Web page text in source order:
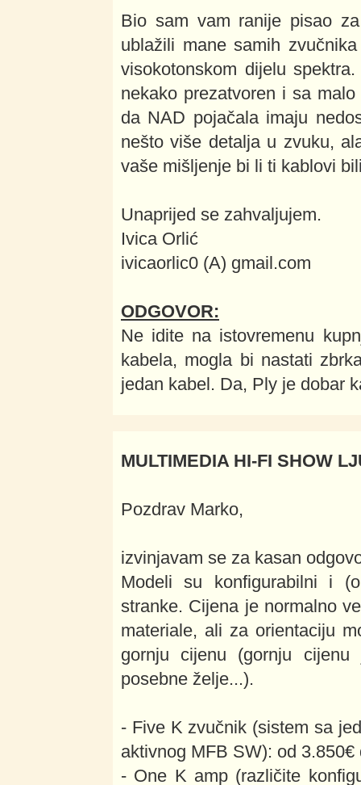
Bio sam vam ranije pisao
ublažili mane samih
visokotonskom dijelu
nekako prezatvoren i sa
da NAD pojačala imaju
nešto više detalja u zvuku,
vaše mišljenje bi li ti kablovi
Unaprijed se zahvaljujem.
Ivica Orlić
ivicaorlic0 (A) gmail.com
ODGOVOR:
Ne idite na istovremenu
kabela, mogla bi nastati
jedan kabel. Da, Ply je dobar
MULTIMEDIA HI-FI SHOW
Pozdrav Marko,
izvinjavam se za kasan
Modeli su konfigurabilni i
stranke. Cijena je normalno
materiale, ali za orientaciju
gornju cijenu (gornju
posebne želje...).
- Five K zvučnik (sistem sa
aktivnog MFB SW): od 3.850€
- One K amp (različite